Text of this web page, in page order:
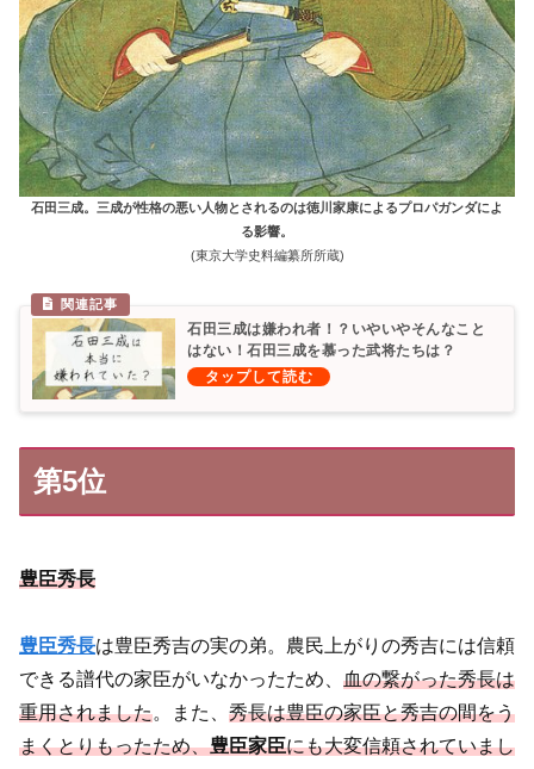
石田三成。三成が性格の悪い人物とされるのは徳川家康によるプロパガンダによ
る影響。
(東京大学史料編纂所所蔵)
石田三成は嫌われ者！？いやいやそんなこと
はない！石田三成を慕った武将たちは？
第5位
豊臣秀長
豊臣秀長は豊臣秀吉の実の弟。農民上がりの秀吉には信頼
できる譜代の家臣がいなかったため、 血の繋がった秀長は
重用されました。また、 秀長は豊臣の家臣と秀吉の間をう
まくとりもったため、豊臣家臣にも大変信頼されていまし